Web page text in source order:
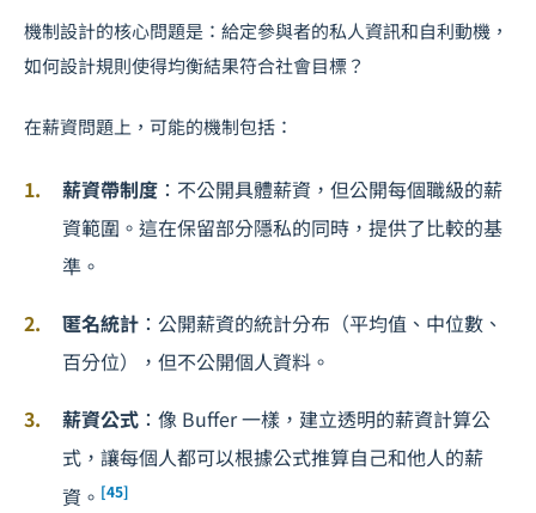
機制設計的核心問題是：給定參與者的私人資訊和自利動機，
如何設計規則使得均衡結果符合社會目標？
在薪資問題上，可能的機制包括：
薪資帶制度 ：不公開具體薪資，但公開每個職級的薪
資範圍。這在保留部分隱私的同時，提供了比較的基
準。
匿名統計 ：公開薪資的統計分布（平均值、中位數、
百分位），但不公開個人資料。
薪資公式 ：像 Buffer 一樣，建立透明的薪資計算公
式，讓每個人都可以根據公式推算自己和他人的薪
資。 [45]